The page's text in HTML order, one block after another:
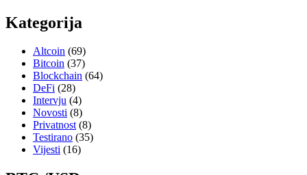
Kategorija
Altcoin (69)
Bitcoin (37)
Blockchain (64)
DeFi (28)
Intervju (4)
Novosti (8)
Privatnost(8)
Testirano (35)
Vijesti (16)